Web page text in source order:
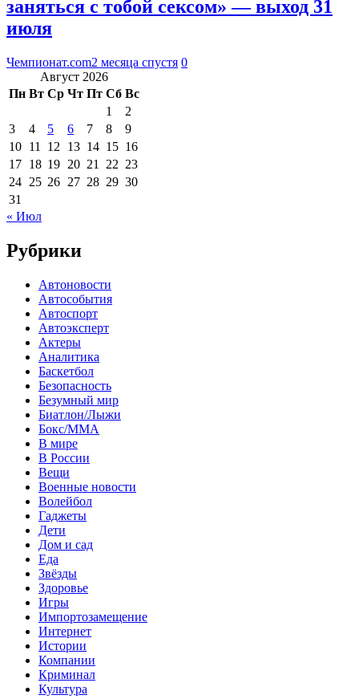
заняться с тобой сексом» — выход 31
июля
Чемпионат.com2 месяца спустя 0
Август 2026
Пн Вт Ср Чт Пт Сб Вс
1
2
3
4 5 6 7 8
9
10 11 12 13 14 15 16
17 18 19 20 21 22 23
24 25 26 27 28 29 30
31
« Июл
Рубрики
Автоновости
Автособытия
Автоспорт
Автоэксперт
Актеры
Аналитика
Баскетбол
Безопасность
Безумный мир
Биатлон/Лыжи
Бокс/MMA
В мире
В России
Вещи
Военные новости
Волейбол
Гаджеты
Дети
Дом и сад
Еда
Звёзды
Здоровье
Игры
Импортозамещение
Интернет
Истории
Компании
Криминал
Культура